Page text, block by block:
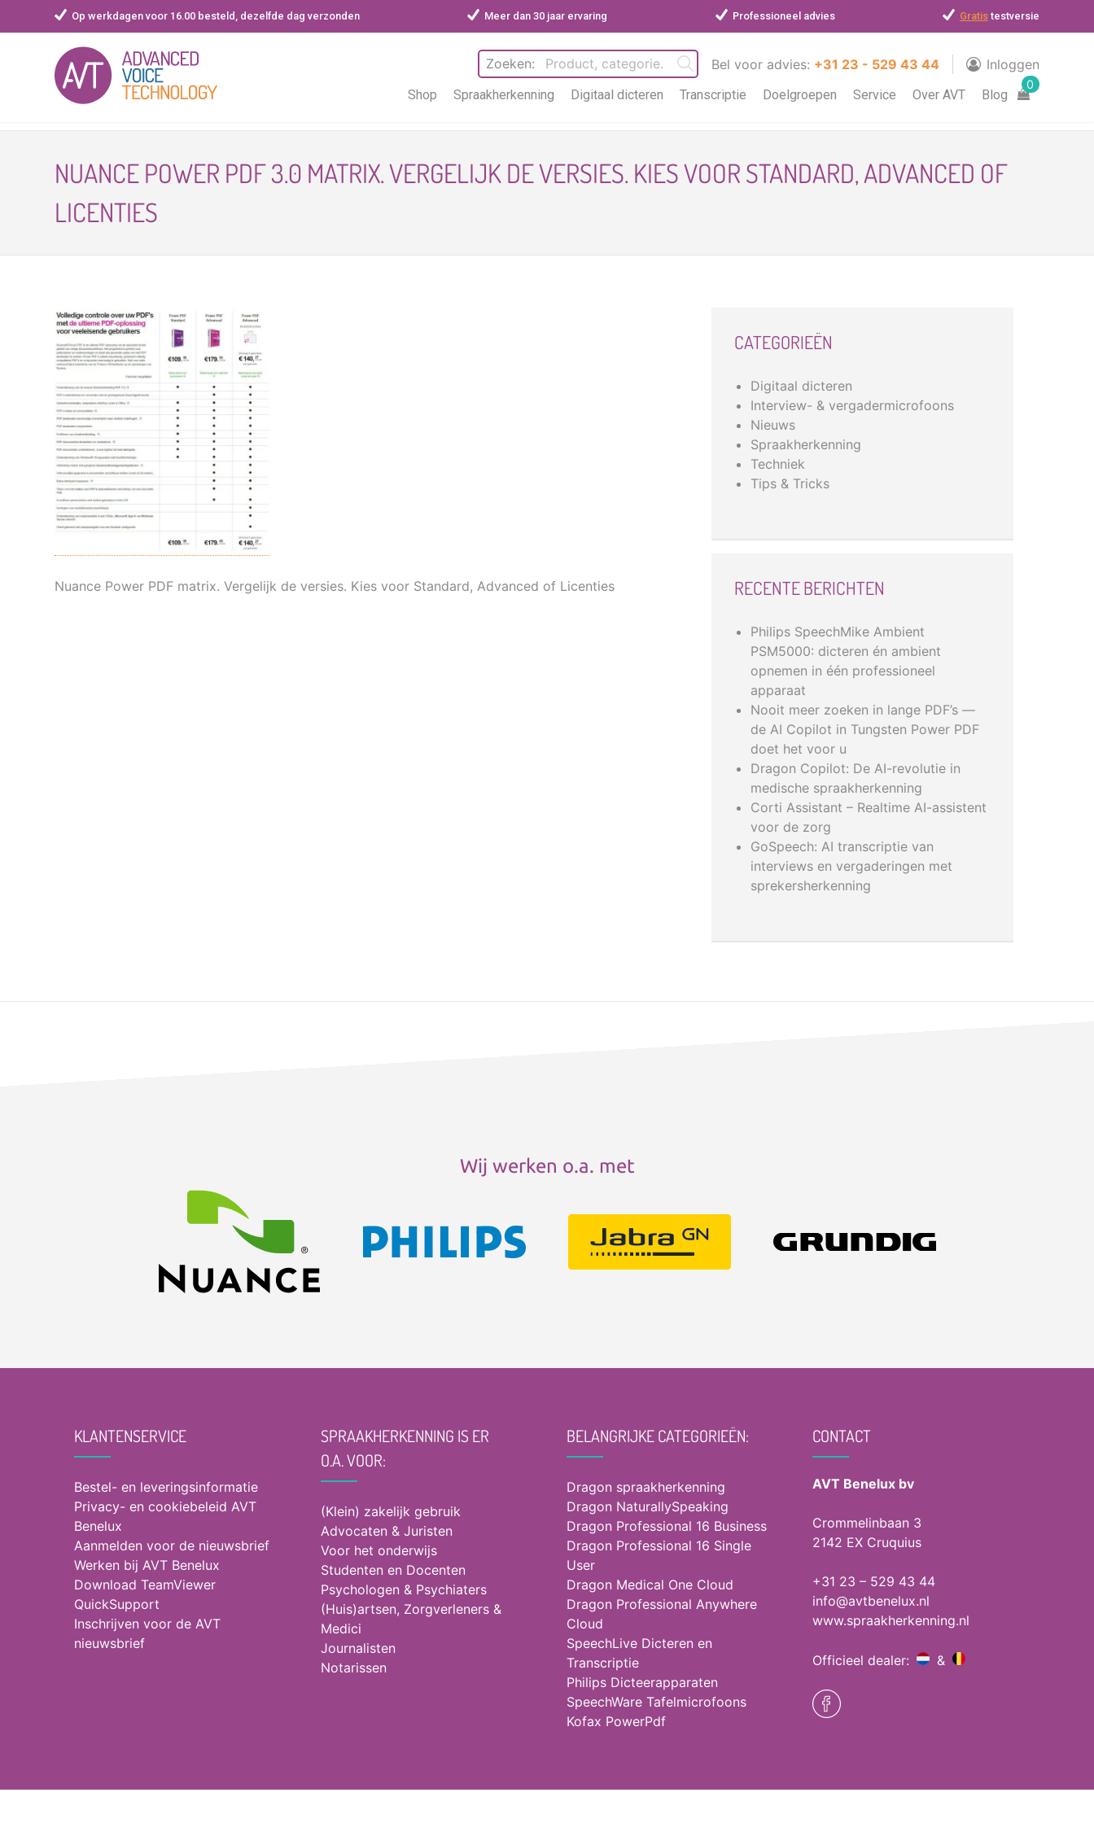
Op werkdagen voor 16.00 besteld, dezelfde dag verzonden Meer dan 30 jaar ervaring Professioneel advies Gratistestversie
Inloggen
Bel voor advies: +31 23 - 529 43 44
Zoeken:
0
Shop Spraakherkenning Digitaal dicteren Transcriptie Doelgroepen Service Over AVT Blog
NUANCE POWER PDF 3.0 MATRIX. VERGELIJK DE VERSIES. KIES VOOR STANDARD, ADVANCED OF
LICENTIES
Nuance Power PDF matrix. Vergelijk de versies. Kies voor Standard, Advanced of Licenties
CATEGORIEËN
Digitaal dicteren
Interview- & vergadermicrofoons
Nieuws
Spraakherkenning
Techniek
Tips & Tricks
RECENTE BERICHTEN
Philips SpeechMike Ambient
PSM5000: dicteren én ambient
opnemen in één professioneel
apparaat
Nooit meer zoeken in lange PDF’s —
de AI Copilot in Tungsten Power PDF
doet het voor u
Dragon Copilot: De AI-revolutie in
medische spraakherkenning
Corti Assistant – Realtime AI-assistent
voor de zorg
GoSpeech: AI transcriptie van
interviews en vergaderingen met
sprekersherkenning
Wij werken o.a. met
KLANTENSERVICE
Bestel- en leveringsinformatie
Privacy- en cookiebeleid AVT
Benelux
Aanmelden voor de nieuwsbrief
Werken bij AVT Benelux
Download TeamViewer
QuickSupport
Inschrijven voor de AVT
nieuwsbrief
SPRAAKHERKENNING IS ER
O.A. VOOR:
(Klein) zakelijk gebruik
Advocaten & Juristen
Voor het onderwijs
Studenten en Docenten
Psychologen & Psychiaters
(Huis)artsen, Zorgverleners &
Medici
Journalisten
Notarissen
BELANGRIJKE CATEGORIEËN:
Dragon spraakherkenning
Dragon NaturallySpeaking
Dragon Professional 16 Business
Dragon Professional 16 Single
User
Dragon Medical One Cloud
Dragon Professional Anywhere
Cloud
SpeechLive Dicteren en
Transcriptie
Philips Dicteerapparaten
SpeechWare Tafelmicrofoons
Kofax PowerPdf
CONTACT
AVT Benelux bv
Crommelinbaan 3
2142 EX Cruquius
+31 23 – 529 43 44
info@avtbenelux.nl
www.spraakherkenning.nl
Officieel dealer: &